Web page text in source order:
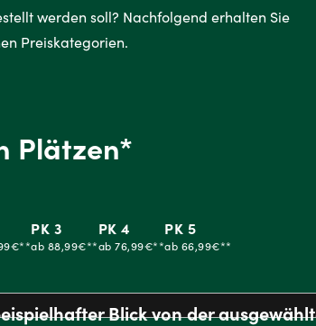
wer­den soll? Nachfolgend erhalten Sie
Preiskategorien.
Plätzen*
PK 3
ab 88,99€**
PK 4
ab 76,99€**
PK 5
ab 66,99€**
Blick von der